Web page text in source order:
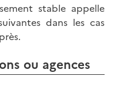
stable appelle
dans les cas
ou agences